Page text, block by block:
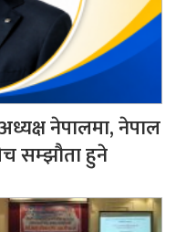
नेपालमा, नेपाल
सम्झौता हुने